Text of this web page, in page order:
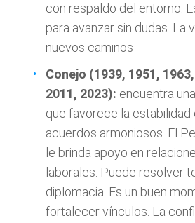
con respaldo del entorno.
para avanzar sin dudas. La
nuevos caminos
Conejo (1939, 1951,
2011, 2023): encuentra
que favorece la estabilidad
acuerdos armoniosos. El
le brinda apoyo en
laborales. Puede resolver
diplomacia. Es un buen
fortalecer vínculos. La